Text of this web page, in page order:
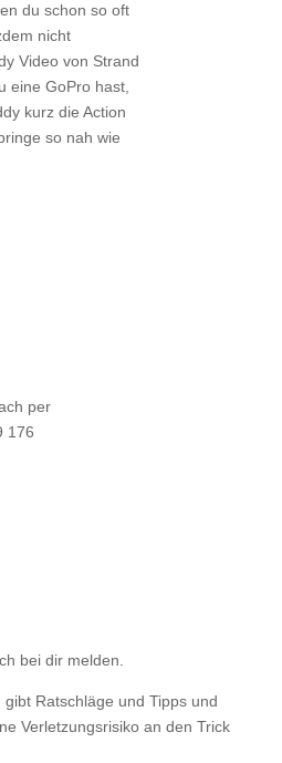
du schon so oft
nicht
Video von Strand
eine GoPro hast,
kurz die Action
so nah wie
per
176
bei dir melden.
Ratschläge und Tipps und
Verletzungsrisiko an den Trick